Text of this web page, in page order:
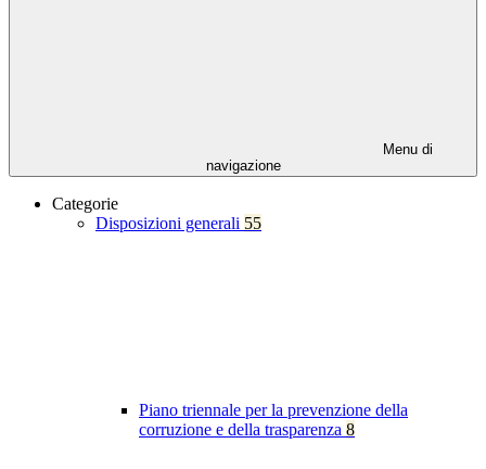
Menu di
navigazione
Categorie
Disposizioni generali 55
Piano triennale per la prevenzione della
corruzione e della trasparenza 8